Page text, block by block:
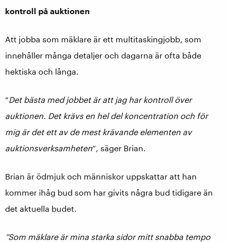
kontroll på auktionen
Att jobba som mäklare är ett multitaskingjobb, som
innehåller många detaljer och dagarna är ofta både
hektiska och långa.
”Det bästa med jobbet är att jag har kontroll över
auktionen. Det krävs en hel del koncentration och för
mig är det ett av de mest krävande elementen av
auktionsverksamheten”, säger Brian.
Brian är ödmjuk och människor uppskattar att han
kommer ihåg bud som har givits några bud tidigare än
det aktuella budet.
”Som mäklare är mina starka sidor mitt snabba tempo